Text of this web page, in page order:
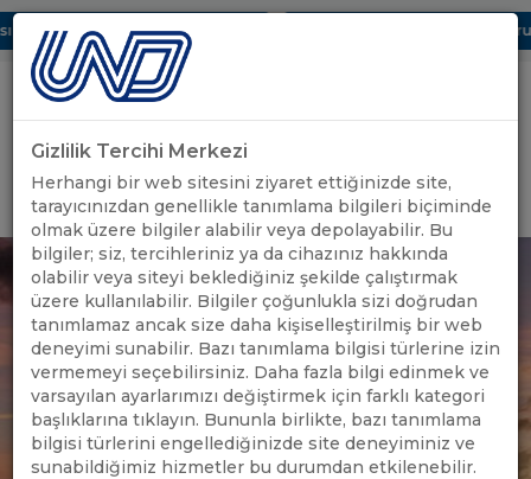
Dijital UBAK Bölümü Hakkında UND, Yunanistan Vize
Uluslararası Nakliyeciler Derneği
GİRİŞ YAP
Gizlilik Tercihi Merkezi
Herhangi bir web sitesini ziyaret ettiğinizde site,
tarayıcınızdan genellikle tanımlama bilgileri biçiminde
olmak üzere bilgiler alabilir veya depolayabilir. Bu
bilgiler; siz, tercihleriniz ya da cihazınız hakkında
olabilir veya siteyi beklediğiniz şekilde çalıştırmak
üzere kullanılabilir. Bilgiler çoğunlukla sizi doğrudan
tanımlamaz ancak size daha kişiselleştirilmiş bir web
deneyimi sunabilir. Bazı tanımlama bilgisi türlerine izin
vermemeyi seçebilirsiniz. Daha fazla bilgi edinmek ve
varsayılan ayarlarımızı değiştirmek için farklı kategori
başlıklarına tıklayın. Bununla birlikte, bazı tanımlama
bilgisi türlerini engellediğinizde site deneyiminiz ve
sunabildiğimiz hizmetler bu durumdan etkilenebilir.